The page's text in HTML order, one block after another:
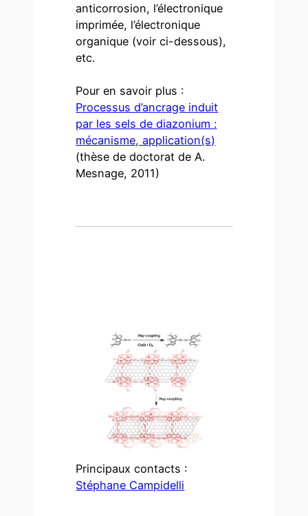
anticorrosion, l’électronique
imprimée, l’électronique
organique (voir ci-dessous),
etc.
Pour en savoir plus :
Processus d’ancrage induit
par les sels de diazonium :
mécanisme, application(s)
(thèse de doctorat de A.
Mesnage, 2011)
Principaux contacts :
Stéphane Campidelli